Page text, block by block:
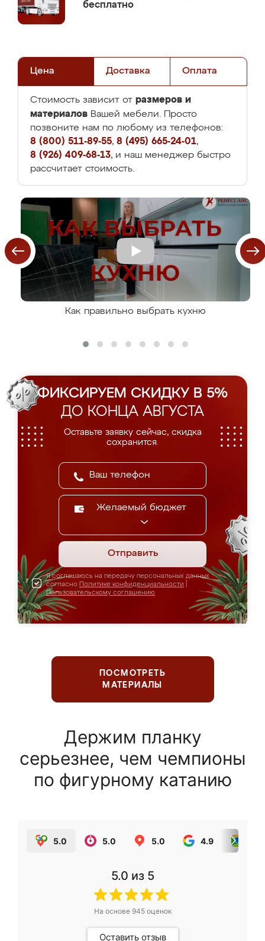
бесплатно
Цена Доставка Оплата
Стоимость зависит от размеров и
материалов Вашей мебели. Просто
позвоните нам по любому из телефонов:
8 (800) 511-89-55, 8 (495) 665-24-01,
8 (926) 409-68-13, и наш менеджер быстро
рассчитает стоимость.
Как правильно выбрать кухню
ФИКСИРУЕМ СКИДКУ В 5%
ДО КОНЦА АВГУСТА
Оставьте заявку сейчас, скидка
сохранится.
Желаемый бюджет
Отправить
Я соглашаюсь на передачу персональных данных
согласно Политике конфиденциальности
Пользовательскому соглашению
ПОСМОТРЕТЬ
МАТЕРИАЛЫ
Держим планку
серьезнее, чем чемпионы
по фигурному катанию
5.0 5.0 5.0 4.9
5.0 из 5
На основе 945оценок
Оставить отзыв